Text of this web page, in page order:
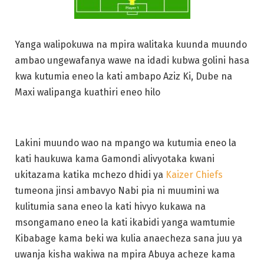
Yanga walipokuwa na mpira walitaka kuunda muundo
ambao ungewafanya wawe na idadi kubwa golini hasa
kwa kutumia eneo la kati ambapo Aziz Ki, Dube na
Maxi walipanga kuathiri eneo hilo
Lakini muundo wao na mpango wa kutumia eneo la
kati haukuwa kama Gamondi alivyotaka kwani
ukitazama katika mchezo dhidi ya Kaizer Chiefs
tumeona jinsi ambavyo Nabi pia ni muumini wa
kulitumia sana eneo la kati hivyo kukawa na
msongamano eneo la kati ikabidi yanga wamtumie
Kibabage kama beki wa kulia anaecheza sana juu ya
uwanja kisha wakiwa na mpira Abuya acheze kama